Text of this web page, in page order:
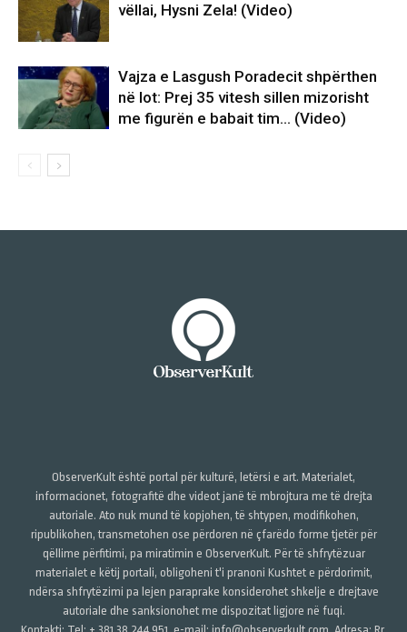
vëllai, Hysni Zela! (Video)
Vajza e Lasgush Poradecit shpërthen
në lot: Prej 35 vitesh sillen mizorisht
me figurën e babait tim… (Video)
ObserverKult është portal për kulturë, letërsi e art. Materialet,
informacionet, fotografitë dhe videot janë të mbrojtura me të drejta
autoriale. Ato nuk mund të kopjohen, të shtypen, modifikohen,
ripublikohen, transmetohen ose përdoren në çfarëdo forme tjetër për
qëllime përfitimi, pa miratimin e ObserverKult. Për të shfrytëzuar
materialet e këtij portali, obligoheni t'i pranoni Kushtet e përdorimit,
ndërsa shfrytëzimi pa lejen paraprake konsiderohet shkelje e drejtave
autoriale dhe sanksionohet me dispozitat ligjore në fuqi.